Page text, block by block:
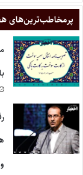
پر‌مخاطب‌ترین‌های